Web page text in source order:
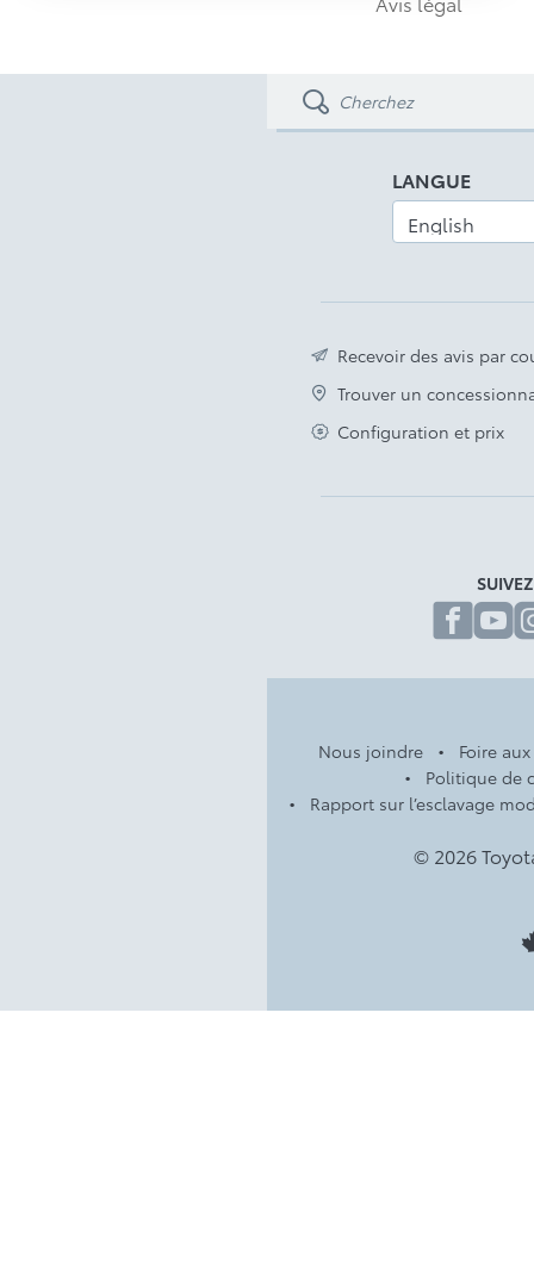
numérique de 12,3 po
Caisse de 5 pieds avec taquets d’arrimage et
et à relever
Phares antibrouillard à DEL
Avis légal
LANGUE
Recevoir des avis par
Trouver un
Configuration et prix
Nous joindre
Foire
Politique de
Rapport sur l’esclavage
© 2026